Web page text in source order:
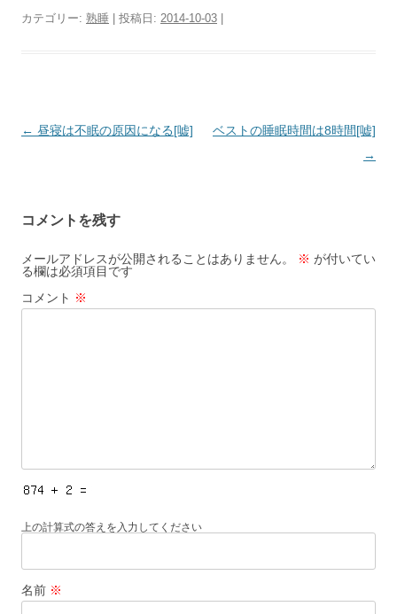
カテゴリー: 熟睡 | 投稿日: 2014-10-03 |
投
ゲ
ー
シ
ョ
← 昼寝は不眠の原因になる[嘘]
ベストの睡眠時間は8時間[嘘]
→
コメントを残す
メールアドレスが公開されることはありません。 ※ が付いてい
る欄は必須項目です
コメント ※
上の計算式の答えを入力してください
名前 ※